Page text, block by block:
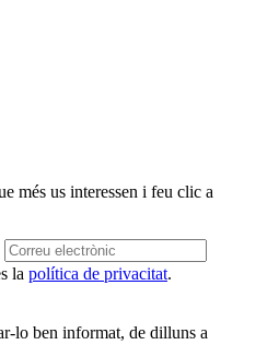
més us interessen i feu clic a
la política de privacitat.
lo ben informat, de dilluns a